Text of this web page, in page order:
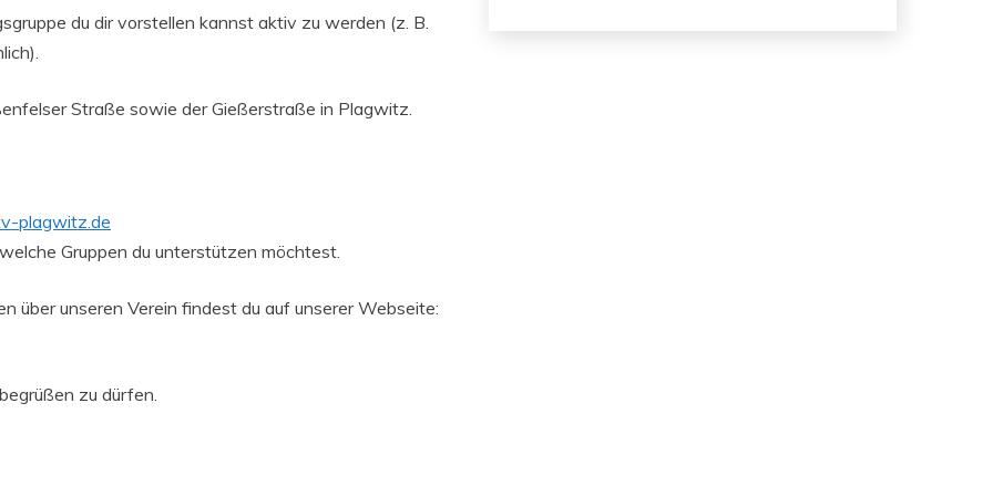
du dir vorstellen kannst aktiv zu werden (z. B.
Straße sowie der Gießerstraße in Plagwitz.
plagwitz.de
Gruppen du unterstützen möchtest.
über unseren Verein findest du auf unserer Webseite:
zu dürfen.